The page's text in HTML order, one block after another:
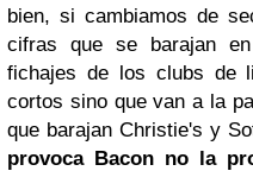
bien, si cambiamos de
cifras que se barajan
fichajes de los clubs de
cortos sino que van a la
que barajan Christie's y
provoca Bacon no la